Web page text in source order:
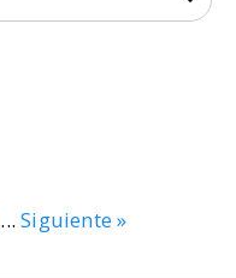
... Siguiente »